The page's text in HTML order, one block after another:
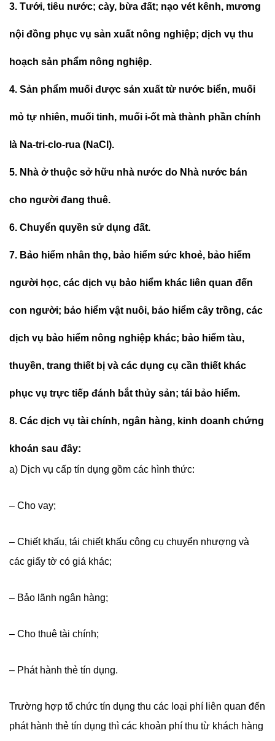
3. Tưới, tiêu nước; cày, bừa đất; nạo vét kênh, mương
nội đồng phục vụ sản xuất nông nghiệp; dịch vụ thu
hoạch sản phẩm nông nghiệp.
4. Sản phẩm muối được sản xuất từ nước biển, muối
mỏ tự nhiên, muối tinh, muối i-ốt mà thành phần chính
là Na-tri-clo-rua (NaCl).
5. Nhà ở thuộc sở hữu nhà nước do Nhà nước bán
cho người đang thuê.
6. Chuyển quyền sử dụng đất.
7. Bảo hiểm nhân thọ, bảo hiểm sức khoẻ, bảo hiểm
người học, các dịch vụ bảo hiểm khác liên quan đến
con người; bảo hiểm vật nuôi, bảo hiểm cây trồng, các
dịch vụ bảo hiểm nông nghiệp khác; bảo hiểm tàu,
thuyền, trang thiết bị và các dụng cụ cần thiết khác
phục vụ trực tiếp đánh bắt thủy sản; tái bảo hiểm.
8. Các dịch vụ tài chính, ngân hàng, kinh doanh chứng
khoán sau đây:
a) Dịch vụ cấp tín dụng gồm các hình thức:
– Cho vay;
– Chiết khấu, tái chiết khấu công cụ chuyển nhượng và
các giấy tờ có giá khác;
– Bảo lãnh ngân hàng;
– Cho thuê tài chính;
– Phát hành thẻ tín dụng.
Trường hợp tổ chức tín dụng thu các loại phí liên quan đến
phát hành thẻ tín dụng thì các khoản phí thu từ khách hàng